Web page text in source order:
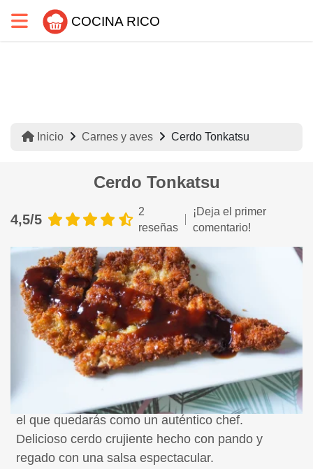
COCINA RICO
Inicio Carnes y aves Cerdo Tonkatsu
Cerdo Tonkatsu
4,5/5
2
reseñas
¡Deja el primer
comentario!
Un plato asiático, muy sencillo de preparar y con
el que quedarás como un auténtico chef.
Delicioso cerdo crujiente hecho con pando y
regado con una salsa espectacular.